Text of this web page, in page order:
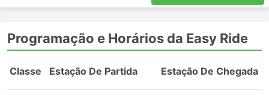
transportar vans.
os ônibus, as vans são mais manobráveis na
estrada. Às vezes resulta em menor tempo de
muito distante.
Programação e Horários da Easy Ride
Classe Estação De Partida Estação De Chegada